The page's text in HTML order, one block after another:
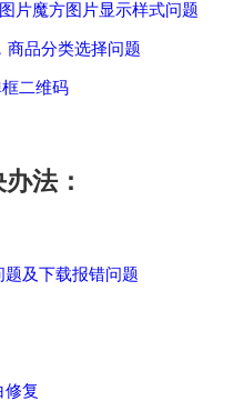
片魔方图片显示样式问题
商品分类选择问题
二维码
法：
及下载报错问题
修复